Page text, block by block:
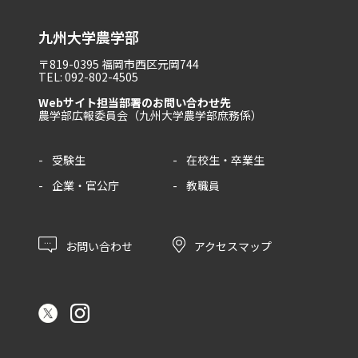
九州大学農学部
〒819-0395 福岡市西区元岡744
TEL: 092-802-4505
Webサイト担当部署のお問い合わせ先
農学部広報委員会（九州大学農学部庶務係）
受験生
在校生・卒業生
企業・官公庁
教職員
お問い合わせ アクセスマップ